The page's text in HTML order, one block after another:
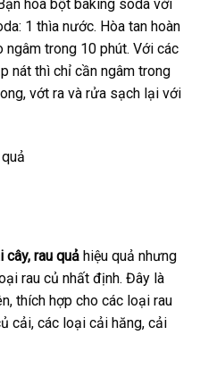
hòa bột baking soda với
1 thìa nước. Hòa tan hoàn
ngâm trong 10 phút. Với các
nát thì chỉ cần ngâm trong
vớt ra và rửa sạch lại với
cây, rau quả hiệu quả nhưng
rau củ nhất định. Đây là
thích hợp cho các loại rau
cải, các loại cải hăng, cải